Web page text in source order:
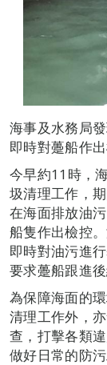
海事及水務局
即時對躉船作
今早約11時，
圾清理工作，
在海面排放油
船隻作出檢控
即時對油污進
要求躉船跟進後
為保障海面的
清理工作外，
查，打擊各類
做好日常的防